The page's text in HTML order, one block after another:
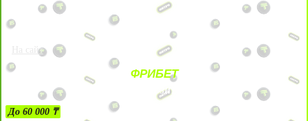
На сайт
ФРИБЕТ
ЗА ДЕПОЗИТЫ
До 60 000 ₸